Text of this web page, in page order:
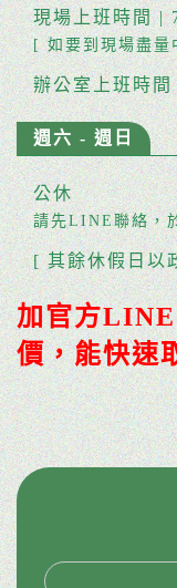
現場上班時間 |
[ 如要到現場盡
辦公室上班時
週六 - 週日
公休
請先LINE聯絡，
[ 其餘休假日以
加官方
價，能快速